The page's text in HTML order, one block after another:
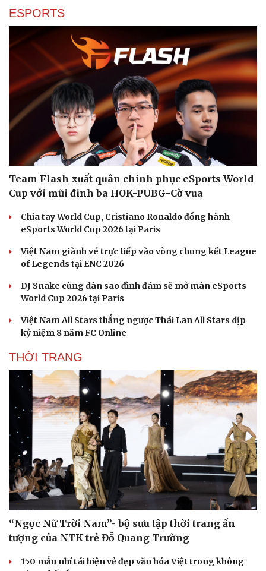
Văn hóa
Sân khấu - Điện ảnh
Văn học
Âm nhạc
Di sản
Giải trí
Thời trang
Sao Việt
ESPORTS
Team Flash xuất quân chinh phục eSports World
Cup với mũi đinh ba HOK-PUBG-Cờ vua
Chia tay World Cup, Cristiano Ronaldo đồng hành
eSports World Cup 2026 tại Paris
Việt Nam giành vé trực tiếp vào vòng chung kết League
of Legends tại ENC 2026
DJ Snake cùng dàn sao đình đám sẽ mở màn eSports
World Cup 2026 tại Paris
Việt Nam All Stars thắng ngược Thái Lan All Stars dịp
kỷ niệm 8 năm FC Online
THỜI TRANG
“Ngọc Nữ Trời Nam”- bộ sưu tập thời trang ấn
tượng của NTK trẻ Đỗ Quang Trường
150 mẫu nhí tái hiện vẻ đẹp văn hóa Việt trong không